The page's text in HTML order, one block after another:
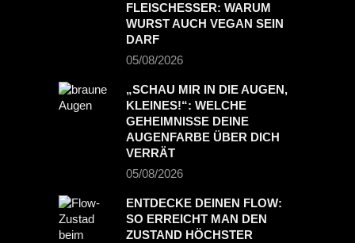
FLEISCHESSER: WARUM
WURST AUCH VEGAN SEIN
DARF
05/08/2026
„SCHAU MIR IN DIE AUGEN,
KLEINES!“: WELCHE
GEHEIMNISSE DEINE
AUGENFARBE ÜBER DICH
VERRÄT
05/08/2026
ENTDECKE DEINEN FLOW:
SO ERREICHT MAN DEN
ZUSTAND HÖCHSTER